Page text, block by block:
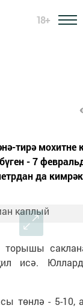
18+
тирә мохитне
- 7
да
торышы
исә.
төнлә - 5-10,